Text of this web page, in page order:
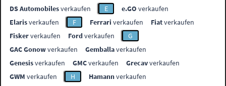
DS Automobilesverkaufen E e.GO verkaufen
Elarisverkaufen F Ferrari verkaufen Fiatverkaufen
Fiskerverkaufen Fordverkaufen
G
GAC Gonowverkaufen Gemballaverkaufen
Genesisverkaufen GMCverkaufen Grecavverkaufen
GWM verkaufen H Hamannverkaufen